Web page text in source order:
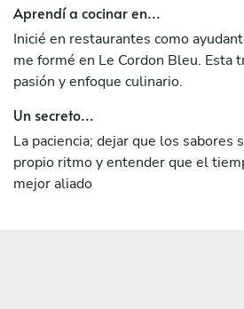
Aprendí a cocinar en...
Inicié en restaurantes como
me formé en Le Cordon Bleu. Esta
pasión y enfoque culinario.
Un secreto...
La paciencia; dejar que los sabores
propio ritmo y entender que el
mejor aliado